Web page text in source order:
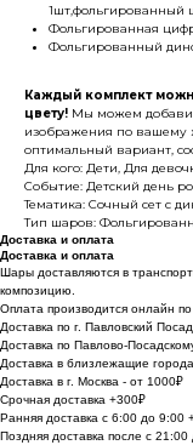
1шт,фольгированный
Фольгированная
Фольгированный
Каждый комплект
цвету! Мы можем
изображения по вашему
оптимальный вариант,
Для кого: Дети, Для
Событие: Детский день
Тематика: Сочный сет с
Тип шаров:
Доставка и оплата
Доставка и оплата
Шары доставляются в
композицию.
Оплата производится онлайн
Доставка по г. Павловский
Доставка по Павлово-
Доставка в близлежащие
Доставка в г. Москва - от 1000₽
Срочная доставка +300₽
Ранняя доставка с 6:00 до 9:00
Поздняя доставка после с